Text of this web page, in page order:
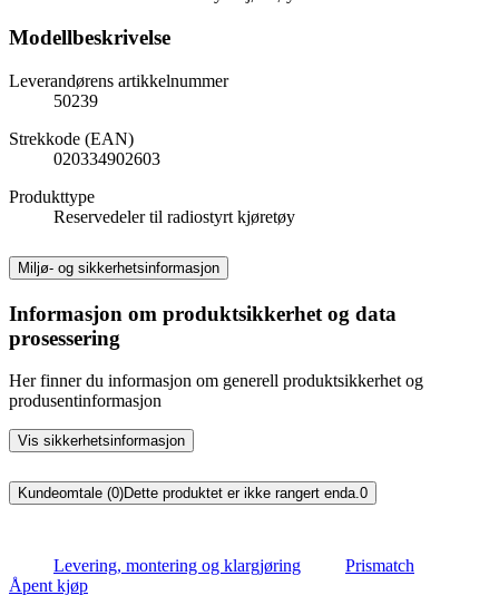
Modellbeskrivelse
Leverandørens artikkelnummer
50239
Strekkode (EAN)
020334902603
Produkttype
Reservedeler til radiostyrt kjøretøy
Miljø- og sikkerhetsinformasjon
Informasjon om produktsikkerhet og data
prosessering
Her finner du informasjon om generell produktsikkerhet og
produsentinformasjon
Vis sikkerhetsinformasjon
Kundeomtale (0)Dette produktet er ikke rangert enda.0
Levering, montering og klargjøring
Prismatch
Åpent kjøp